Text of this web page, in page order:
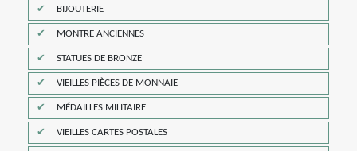
BIJOUTERIE
MONTRE ANCIENNES
STATUES DE BRONZE
VIEILLES PIÈCES DE MONNAIE
MÉDAILLES MILITAIRE
VIEILLES CARTES POSTALES